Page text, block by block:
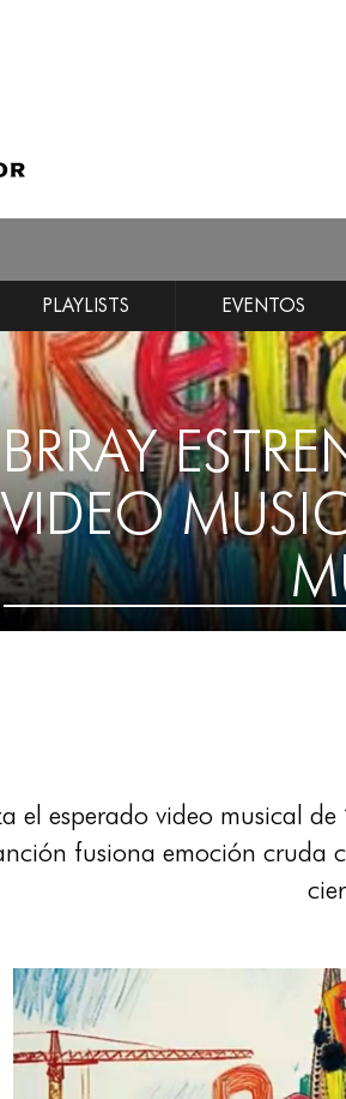
PLAYLISTS EVENTOS
BRRAY
VIDEO
el esperado video musical de
fusiona emoción cruda